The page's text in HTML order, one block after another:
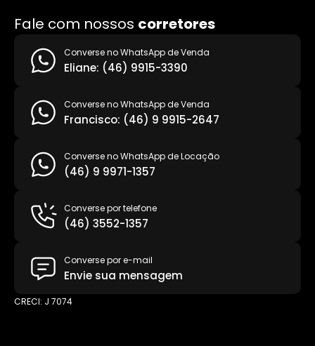
Fale com nossos corretores
Converse no WhatsApp de Venda
Eliane: (46) 9915-3390
Converse no WhatsApp de Venda
Francisco: (46) 9 9915-2647
Converse no WhatsApp de Locação
(46) 9 9971-1357
Converse por telefone
(46) 3552-1357
Converse por e-mail
Envie sua mensagem
CRECI: J 7074